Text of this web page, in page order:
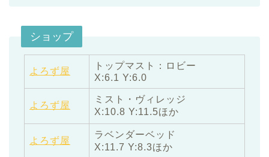
ショップ
よろず屋
トップマスト：ロビー
X:6.1 Y:6.0
よろず屋
ミスト・ヴィレッジ
X:10.8 Y:11.5ほか
よろず屋
ラベンダーベッド
X:11.7 Y:8.3ほか